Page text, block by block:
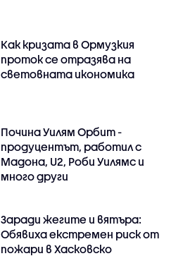
Как кризата в Ормузкия
проток се отразява на
световната икономика
Почина Уилям Орбит -
продуцентът, работил с
Мадона, U2, Роби Уилямс и
много други
Заради жегите и вятъра:
Обявиха екстремен риск от
пожари в Хасковско